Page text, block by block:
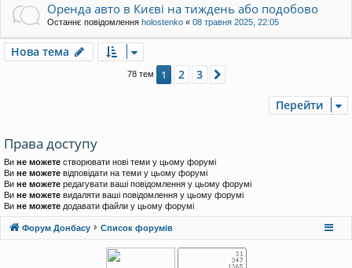
Оренда авто в Києві на тиждень або подобово
Останнє повідомлення holostenko « 08 травня 2025, 22:05
Нова тема
78 тем 1 2 3
Перейти
Права доступу
Ви не можете створювати нові теми у цьому форумі
Ви не можете відповідати на теми у цьому форумі
Ви не можете редагувати ваші повідомлення у цьому форумі
Ви не можете видаляти ваші повідомлення у цьому форумі
Ви не можете додавати файли у цьому форумі
Форум Донбасу Список форумів